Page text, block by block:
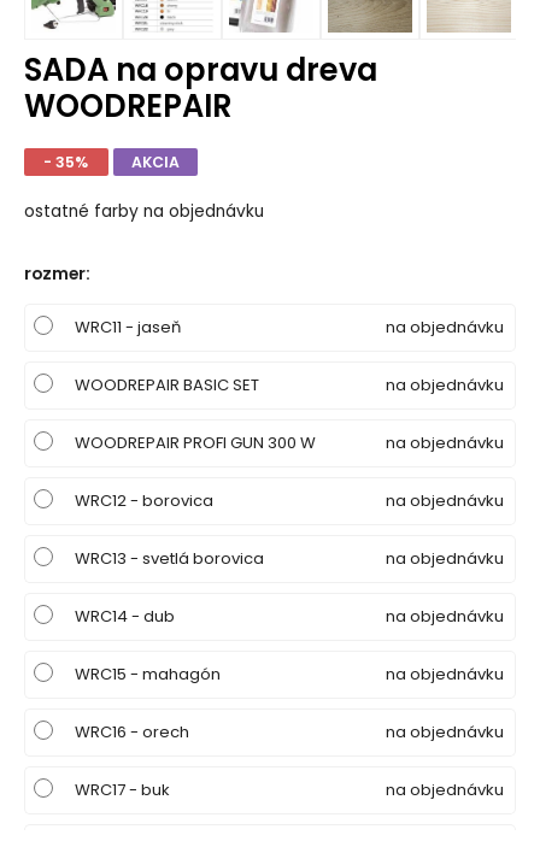
SADA na opravu dreva
WOODREPAIR
- 35% AKCIA
ostatné farby na objednávku
rozmer:
WRC11 - jaseň na objednávku
WOODREPAIR BASIC SET na objednávku
WOODREPAIR PROFI GUN 300 W na objednávku
WRC12 - borovica na objednávku
WRC13 - svetlá borovica na objednávku
WRC14 - dub na objednávku
WRC15 - mahagón na objednávku
WRC16 - orech na objednávku
WRC17 - buk na objednávku